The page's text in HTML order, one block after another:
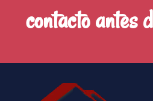
contacto antes